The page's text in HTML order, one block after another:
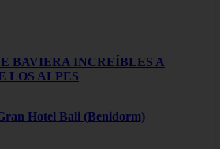
BAVIERA INCREÍBLES A
LOS ALPES
Hotel Bali (Benidorm)